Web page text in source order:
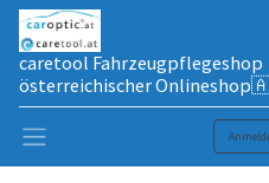
caretool
österreichischer